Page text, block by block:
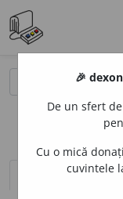
definiții (1)
🎉
De un sfert
Cu o mică
cuvintele